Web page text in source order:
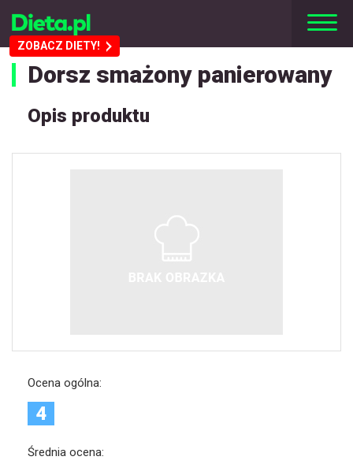
ZOBACZ DIETY!
Dorsz smażony panierowany
Opis produktu
Ocena ogólna:
4
Średnia ocena: